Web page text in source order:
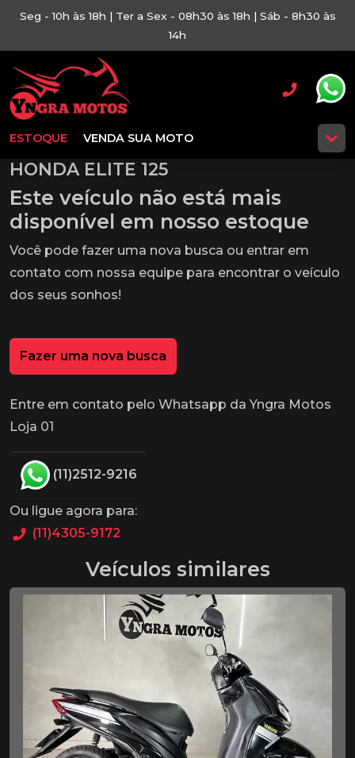
Seg - 10h às 18h | Ter a Sex - 08h30 às 18h | Sáb - 8h30 às
14h
ESTOQUE VENDA SUA MOTO
HONDA ELITE 125
Este veículo não está mais
disponível em nosso estoque
Você pode fazer uma nova busca ou entrar em
contato com nossa equipe para encontrar o veículo
dos seus sonhos!
Fazer uma nova busca
Entre em contato pelo Whatsapp da Yngra Motos
Loja 01
(11)2512-9216
Ou ligue agora para:
(11)4305-9172
Veículos similares